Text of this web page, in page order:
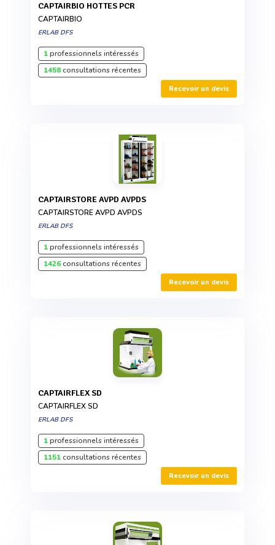
CAPTAIRBIO HOTTES PCR
CAPTAIRBIO
ERLAB DFS
1professionnels intéressés
1458consultations récentes
Recevoir un devis
CAPTAIRSTORE AVPD AVPDS
CAPTAIRSTORE AVPD AVPDS
ERLAB DFS
1professionnels intéressés
1426consultations récentes
Recevoir un devis
CAPTAIRFLEX SD
CAPTAIRFLEX SD
ERLAB DFS
1professionnels intéressés
1151consultations récentes
Recevoir un devis